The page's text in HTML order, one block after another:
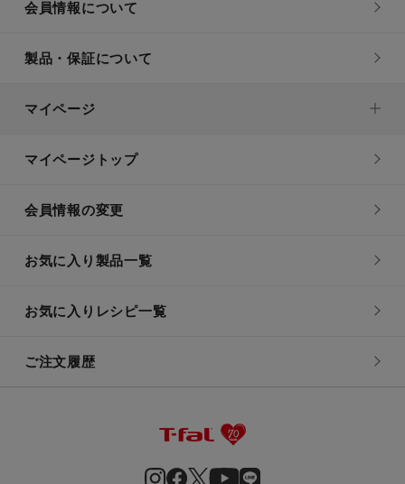
会員情報について
製品・保証について
マイページ
マイページトップ
会員情報の変更
お気に入り製品一覧
お気に入りレシピ一覧
ご注文履歴